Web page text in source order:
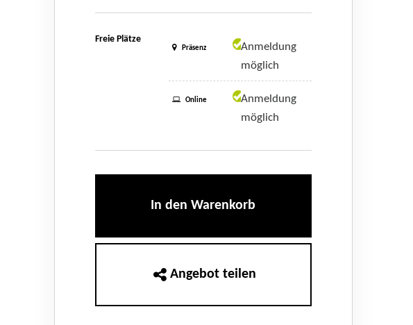
Freie Plätze
Präsenz
Anmeldung
möglich
Online
Anmeldung
möglich
In den Warenkorb
Angebot teilen